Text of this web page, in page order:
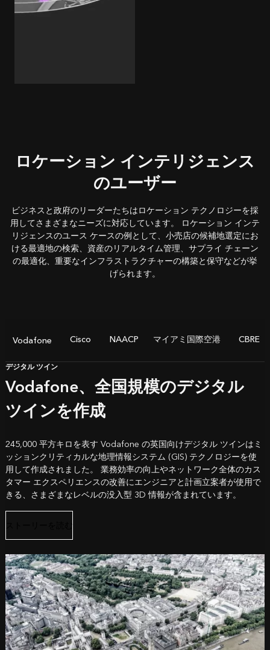
ロケーション インテリジェンス
のユーザー
ビジネスと政府のリーダーたちはロケーション テクノロジーを採
用してさまざまなニーズに対応しています。 ロケーション インテ
リジェンスのユース ケースの例として、小売店の候補地選定にお
ける最適地の検索、資産のリアルタイム管理、サプライ チェーン
の最適化、重要なインフラストラクチャーの構築と保守などが挙
げられます。
Vodafone Cisco NAACP マイアミ国際空港 CBRE
デジタル ツイン
Vodafone、全国規模のデジタル
ツインを作成
245,000 平方キロを表す Vodafone の英国向けデジタル ツインはミ
ッションクリティカルな地理情報システム (GIS) テクノロジーを使
用して作成されました。 業務効率の向上やネットワーク全体のカス
タマー エクスペリエンスの改善にエンジニアと計画立案者が使用で
きる、さまざまなレベルの没入型 3D 情報が含まれています。
ストーリーを読む